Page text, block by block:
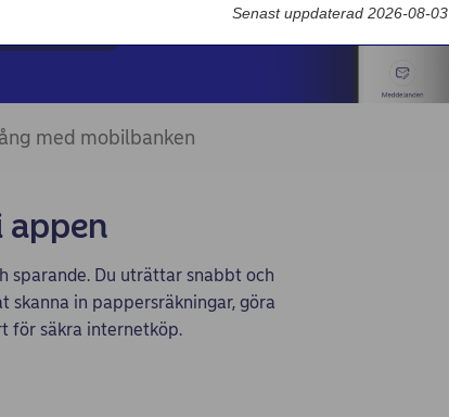
internettjänst
med mobilbanken
appen
sparande. Du uträttar snabbt och
skanna in pappersräkningar, göra
för säkra internetköp.
Senast uppdaterad 2026-08-03